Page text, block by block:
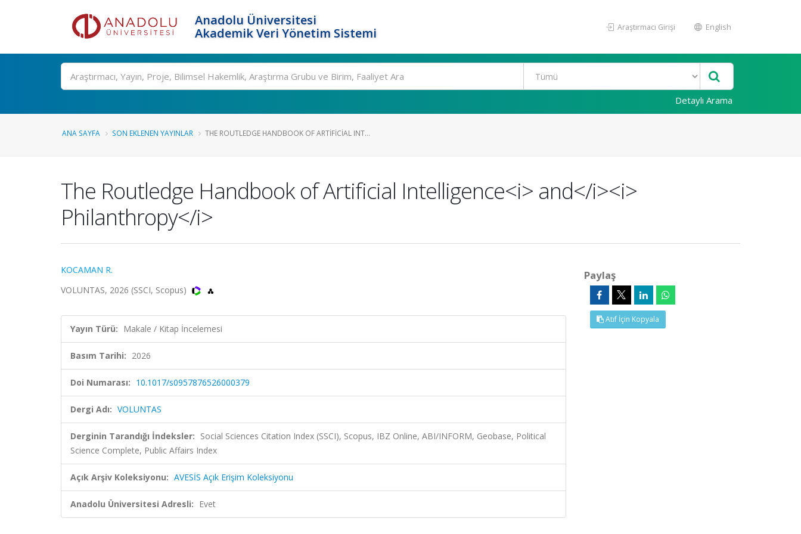
Anadolu Üniversitesi
Akademik Veri Yönetim Sistemi
Araştırmacı Girişi English
Ara
Detaylı Arama
ANA SAYFA SON EKLENEN YAYINLAR THE ROUTLEDGE HANDBOOK OF ARTIFICIAL INT...
The Routledge Handbook of Artificial Intelligence<i> and</i><i>
Philanthropy</i>
KOCAMAN R.
VOLUNTAS, 2026 (SSCI, Scopus)
Yayın Türü: Makale / Kitap İncelemesi
Basım Tarihi: 2026
Doi Numarası: 10.1017/s0957876526000379
Dergi Adı: VOLUNTAS
Derginin Tarandığı İndeksler: Social Sciences Citation Index (SSCI), Scopus, IBZ Online, ABI/INFORM, Geobase, Political
Science Complete, Public Affairs Index
Açık Arşiv Koleksiyonu: AVESİS Açık Erişim Koleksiyonu
Anadolu Üniversitesi Adresli: Evet
Paylaş
Atıf İçin Kopyala